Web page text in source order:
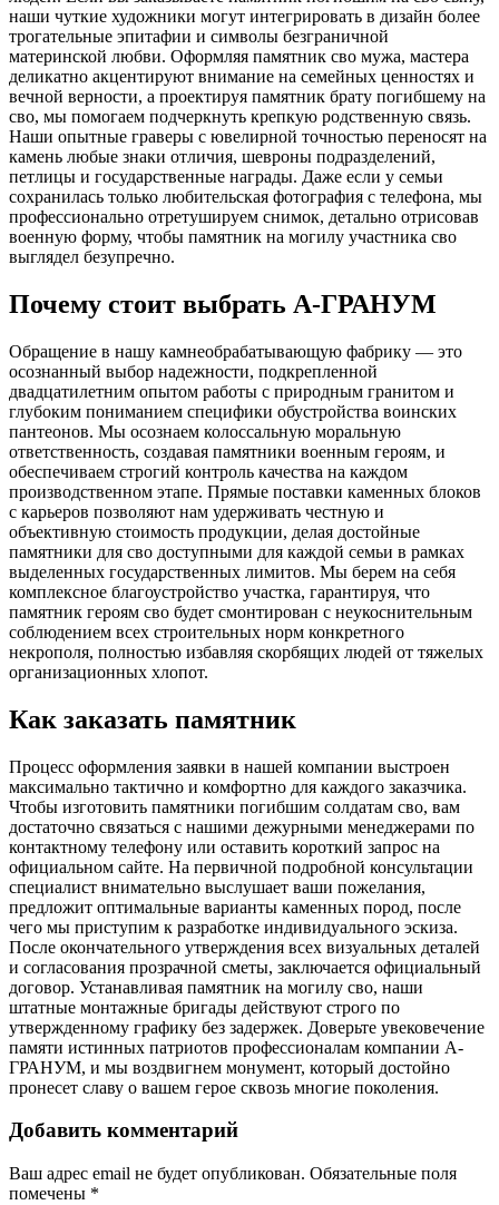
наши чуткие художники могут интегрировать в дизайн более
трогательные эпитафии и символы безграничной
материнской любви. Оформляя памятник сво мужа, мастера
деликатно акцентируют внимание на семейных ценностях и
вечной верности, а проектируя памятник брату погибшему на
сво, мы помогаем подчеркнуть крепкую родственную связь.
Наши опытные граверы с ювелирной точностью переносят на
камень любые знаки отличия, шевроны подразделений,
петлицы и государственные награды. Даже если у семьи
сохранилась только любительская фотография с телефона, мы
профессионально отретушируем снимок, детально отрисовав
военную форму, чтобы памятник на могилу участника сво
выглядел безупречно.
Почему стоит выбрать А-ГРАНУМ
Обращение в нашу камнеобрабатывающую фабрику — это
осознанный выбор надежности, подкрепленной
двадцатилетним опытом работы с природным гранитом и
глубоким пониманием специфики обустройства воинских
пантеонов. Мы осознаем колоссальную моральную
ответственность, создавая памятники военным героям, и
обеспечиваем строгий контроль качества на каждом
производственном этапе. Прямые поставки каменных блоков
с карьеров позволяют нам удерживать честную и
объективную стоимость продукции, делая достойные
памятники для сво доступными для каждой семьи в рамках
выделенных государственных лимитов. Мы берем на себя
комплексное благоустройство участка, гарантируя, что
памятник героям сво будет смонтирован с неукоснительным
соблюдением всех строительных норм конкретного
некрополя, полностью избавляя скорбящих людей от тяжелых
организационных хлопот.
Как заказать памятник
Процесс оформления заявки в нашей компании выстроен
максимально тактично и комфортно для каждого заказчика.
Чтобы изготовить памятники погибшим солдатам сво, вам
достаточно связаться с нашими дежурными менеджерами по
контактному телефону или оставить короткий запрос на
официальном сайте. На первичной подробной консультации
специалист внимательно выслушает ваши пожелания,
предложит оптимальные варианты каменных пород, после
чего мы приступим к разработке индивидуального эскиза.
После окончательного утверждения всех визуальных деталей
и согласования прозрачной сметы, заключается официальный
договор. Устанавливая памятник на могилу сво, наши
штатные монтажные бригады действуют строго по
утвержденному графику без задержек. Доверьте увековечение
памяти истинных патриотов профессионалам компании А-
ГРАНУМ, и мы воздвигнем монумент, который достойно
пронесет славу о вашем герое сквозь многие поколения.
Добавить комментарий
Ваш адрес email не будет опубликован. Обязательные поля
помечены *